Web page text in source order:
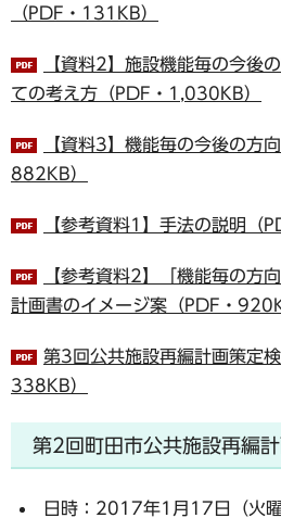
（PDF・131KB）
【資料2】施設機能毎の今後
ての考え方（PDF・1,030KB）
【資料3】機能毎の今後の方
882KB）
【参考資料1】手法の説明（
【参考資料2】「機能毎の方
計画書のイメージ案（PDF・
第3回公共施設再編計画策定
338KB）
第2回町田市公共施設再編
日時：2017年1月17日（火